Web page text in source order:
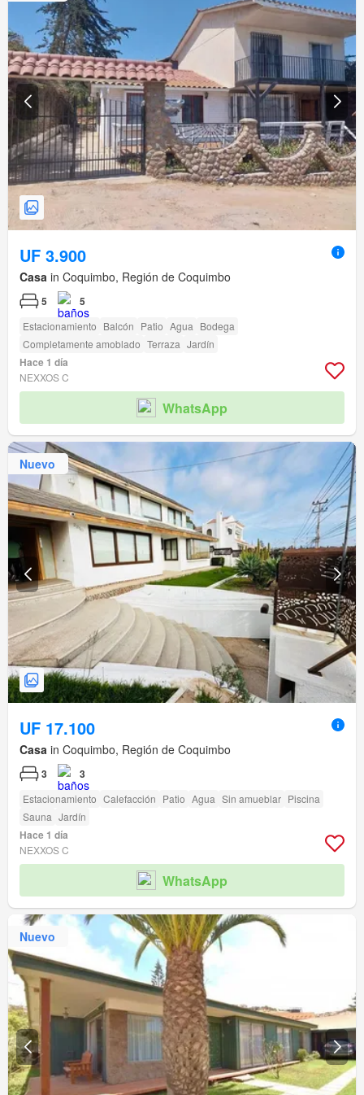
UF 3.900
Casa in Coquimbo, Región de Coquimbo
5 5
Estacionamiento Balcón Patio Agua Bodega
Completamente amoblado Terraza Jardín
Hace 1 día
NEXXOS C
WhatsApp
Nuevo
UF 17.100
Casa in Coquimbo, Región de Coquimbo
3 3
Estacionamiento Calefacción Patio Agua Sin amueblar Piscina
Sauna Jardín
Hace 1 día
NEXXOS C
WhatsApp
Nuevo